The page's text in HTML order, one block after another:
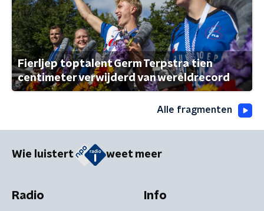
Fierljep toptalent Germ Terpstra tien
centimeter verwijderd van wereldrecord
Alle fragmenten
Wie luistert weet meer
Radio Info